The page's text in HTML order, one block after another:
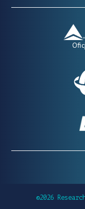
©2026